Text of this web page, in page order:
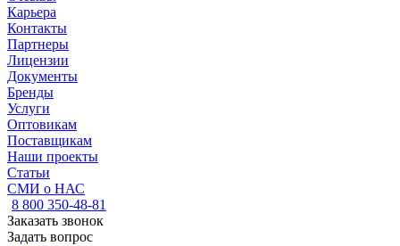
Карьера
Контакты
Партнеры
Лицензии
Документы
Бренды
Услуги
Оптовикам
Поставщикам
Наши проекты
Статьи
СМИ о НАС
8 800 350-48-81
Заказать звонок
Задать вопрос